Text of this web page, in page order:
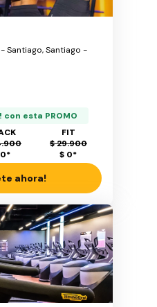
Santiago, Santiago -
con esta PROMO
*
FIT
$ 29.900
$ 0*
ahora!